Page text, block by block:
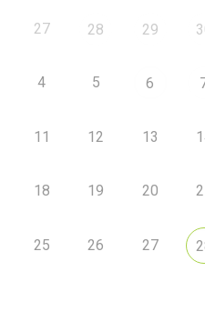
27 28 29
4 5 6
11 12 13
18 19 20
25 26 27